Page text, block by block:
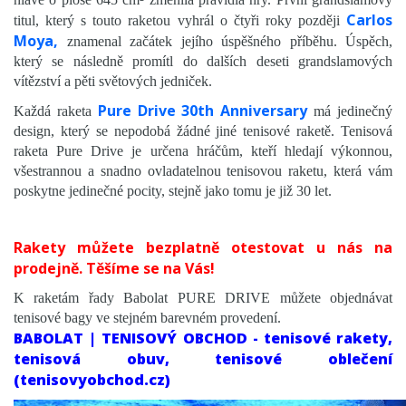
HEAD
BABOLAT
PURE AERO 2026 NEW
PURE DRIVE 2025 NEW
PURE DRIVE 2024
PURE STRIKE 2024
PURE AERO RAFA 2023
EVO 2023
PURE AERO RAFA 2021
PURE DRIVE 2021
PURE AERO
PURE DRIVE
PURE STRIKE
TECNIFIBRE
PRO KENNEX
titul, který s touto raketou vyhrál o čtyři roky později Carlos
Moya, znamenal začátek jejího úspěšného příběhu. Úspěch,
který se následně promítl do dalších deseti grandslamových
vítězství a pěti světových jedniček.
Každá raketaPure Drive 30th Anniversarymá jedinečný
design, který se nepodobá žádné jiné tenisové raketě. Tenisová
raketa Pure Drive je určena hráčům, kteří hledají výkonnou,
všestrannou a snadno ovladatelnou tenisovou raketu, která vám
poskytne jedinečné pocity, stejně jako tomu je již 30 let.
Rakety můžete bezplatně otestovat u nás na
prodejně. Těšíme se na Vás!
K raketám řadyBabolat PURE DRIVE můžete objednávat
tenisové bagy ve stejném barevném provedení.
BABOLAT | TENISOVÝ OBCHOD - tenisové rakety,
tenisová obuv, tenisové oblečení
(tenisovyobchod.cz)